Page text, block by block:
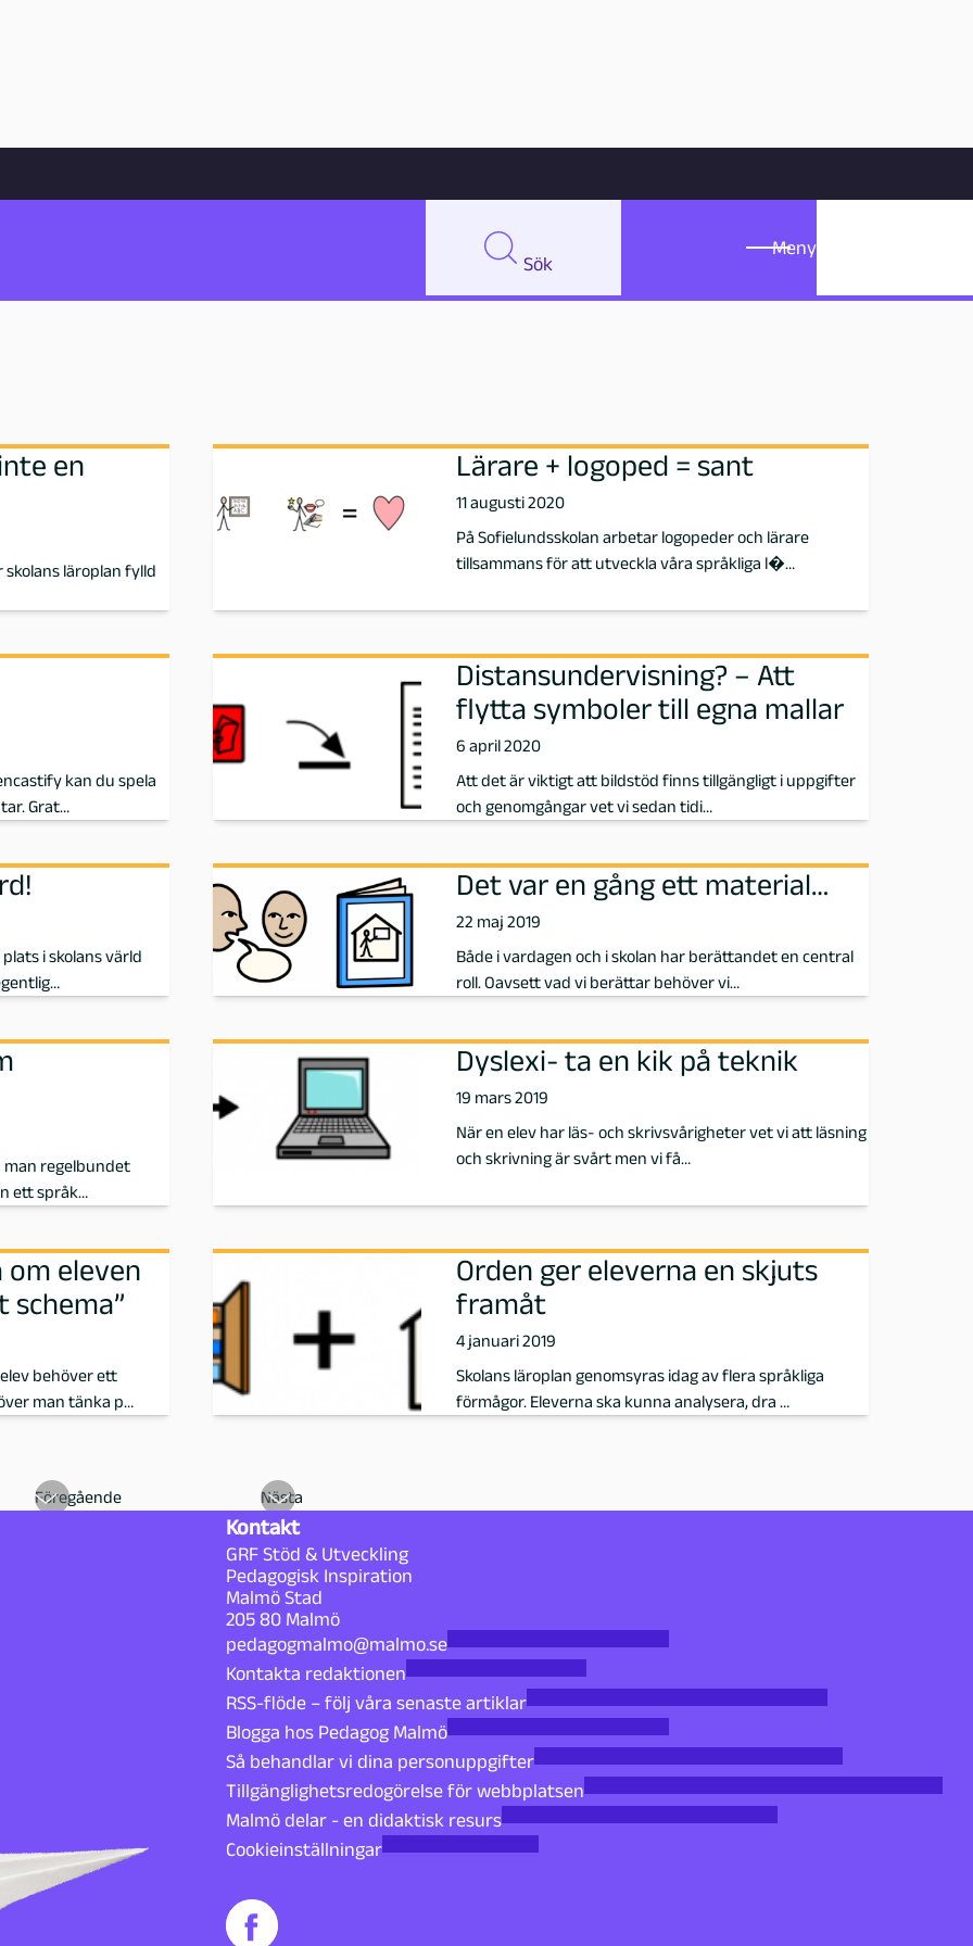
Hoppa till innehåll
Sök
Sök
Meny
Meny
en
skolans läroplan fylld
Lärare + logoped = sant
11 augusti 2020
På Sofielundsskolan arbetar logopeder och lärare
tillsammans för att utveckla våra språkliga l�…
kan du spela
Grat…
Distansundervisning? – Att
flytta symboler till egna mallar
6 april 2020
Att det är viktigt att bildstöd finns tillgängligt i uppgifter
och genomgångar vet vi sedan tidi…
i skolans värld
Det var en gång ett material…
22 maj 2019
Både i vardagen och i skolan har berättandet en central
roll. Oavsett vad vi berättar behöver vi…
man regelbundet
ett språk…
Dyslexi- ta en kik på teknik
19 mars 2019
När en elev har läs- och skrivsvårigheter vet vi att läsning
och skrivning är svårt men vi få…
om eleven
schema”
behöver ett
man tänka p…
Orden ger eleverna en skjuts
framåt
4 januari 2019
Skolans läroplan genomsyras idag av flera språkliga
förmågor. Eleverna ska kunna analysera, dra …
Föregående Nästa
Kontakt
GRF Stöd & Utveckling
Pedagogisk Inspiration
Malmö Stad
205 80 Malmö
pedagogmalmo@malmo.se
Kontakta redaktionen
RSS-flöde – följ våra senaste artiklar
Blogga hos Pedagog Malmö
Så behandlar vi dina personuppgifter
Tillgänglighetsredogörelse för webbplatsen
Malmö delar - en didaktisk resurs
Cookieinställningar